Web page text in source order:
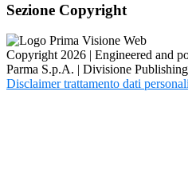
Sezione Copyright
Copyright 2026 | Engineered and
Parma S.p.A. | Divisione
Disclaimer trattamento dati